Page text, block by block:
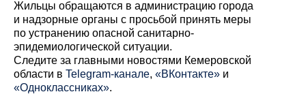
Жильцы обращаются в администрацию города
и надзорные органы с просьбой принять меры
по устранению опасной санитарно-
эпидемиологической ситуации.
Cледите за главными новостями Кемеровской
области в Telegram-канале, «ВКонтакте» и
«Одноклассниках».